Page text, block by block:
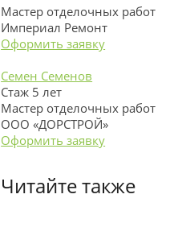
Мастер отделочных работ
Империал Ремонт
Оформить заявку
Семен Семенов
Стаж 5 лет
Мастер отделочных работ
ООО «ДОРСТРОЙ»
Оформить заявку
Читайте также